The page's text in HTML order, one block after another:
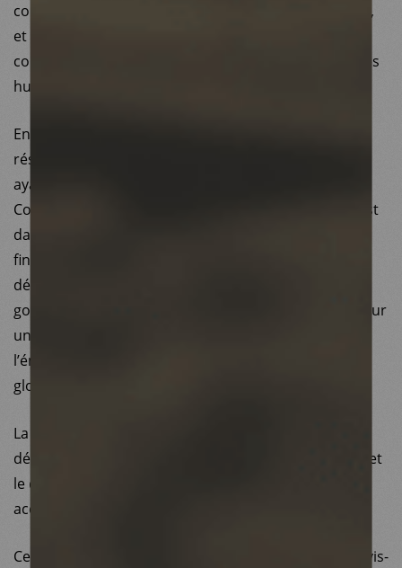
consacrée comme un projet de l’entité à part entière,
et qui est doté de nouveaux financements très
conséquents pour mener une politique de ressources
humaines responsable et bienveillante.
Enfin, Médecins du Monde France est membre d’un
réseau international qui compte 16 autres membres
ayant chacun un niveau de développement différent.
Consciente de l’importance de ce collectif, qui plus est
dans un contexte d’impact des coupes des
financements institutionnels, notre association est
déterminée à accompagner la structuration d’une
gouvernance collective et un développement fondé sur
une croissance globale, qui passe entre autres par
l’émergence de nouveaux membres issus du Sud
global.
La montée des populismes, qui n’épargne pas les
démocraties occidentales, engendre un repli sur soi et
le développement de politiques stigmatisantes qui
accentuent les vulnérabilités.
Ces idéologies génèrent aussi un climat de défiance vis-